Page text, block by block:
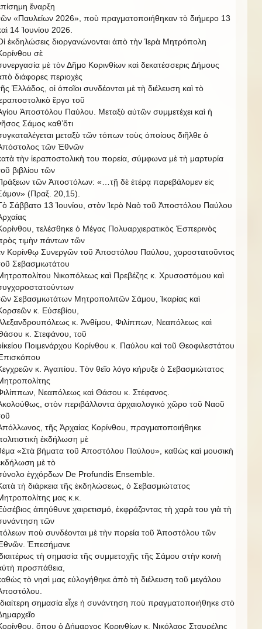
ἔναρξη
«Παυλείων 2026», ποὺ πραγματοποιήθηκαν τὸ διήμερο 13
14 Ἰουνίου 2026.
ἐκδηλώσεις διοργανώνονται ἀπὸ τὴν Ἱερὰ Μητρόπολη
σὲ
μὲ τὸν Δῆμο Κορινθίων καὶ δεκατέσσερις Δήμους
διάφορες περιοχὲς
Ἑλλάδος, οἱ ὁποῖοι συνδέονται μὲ τὴ διέλευση καὶ τὸ
ἔργο τοῦ
Ἀποστόλου Παύλου. Μεταξὺ αὐτῶν συμμετέχει καὶ ἡ
Σάμος καθ’ὅτι
μεταξὺ τῶν τόπων τοὺς ὁποίους διῆλθε ὁ
τῶν Ἐθνῶν
τὴν ἱεραποστολικὴ του πορεία, σύμφωνα μὲ τὴ μαρτυρία
βιβλίου τῶν
τῶν Ἀποστόλων: «…τῇ δὲ ἑτέρᾳ παρεβάλομεν εἰς
(Πραξ. 20,15).
Σάββατο 13 Ἰουνίου, στὸν Ἱερὸ Ναὸ τοῦ Ἀποστόλου Παύλου
τελέσθηκε ὁ Μέγας Πολυαρχιερατικὸς Ἑσπερινὸς
τιμὴν πάντων τῶν
Κορίνθῳ Συνεργῶν τοῦ Ἀποστόλου Παύλου, χοροστατοῦντος
Σεβασμιωτάτου
Νικοπόλεως καὶ Πρεβέζης κ. Χρυσοστόμου καὶ
Σεβασμιωτάτων Μητροπολιτῶν Σάμου, Ἰκαρίας καὶ
κ. Εὐσεβίου,
κ. Ἀνθίμου, Φιλίππων, Νεαπόλεως καὶ
κ. Στεφάνου, τοῦ
Ποιμενάρχου Κορίνθου κ. Παύλου καὶ τοῦ Θεοφιλεστάτου
κ. Ἀγαπίου. Τὸν θεῖο λόγο κήρυξε ὁ Σεβασμιώτατος
Νεαπόλεως καὶ Θάσου κ. Στέφανος.
στὸν περιβάλλοντα ἀρχαιολογικό χῶρο τοῦ Ναοῦ
τῆς Ἀρχαίας Κορίνθου, πραγματοποιήθηκε
ἐκδήλωση μὲ
«Στὰ βήματα τοῦ Ἀποστόλου Παύλου», καθὼς καὶ μουσικὴ
μὲ τὸ
ἐγχόρδων De Profundis Ensemble.
τὴ διάρκεια τῆς ἐκδηλώσεως, ὁ Σεβασμιώτατος
μας κ.κ.
ἀπηύθυνε χαιρετισμό, ἐκφράζοντας τὴ χαρὰ του γιὰ τὴ
τῶν
ποὺ συνδέονται μὲ τὴν πορεία τοῦ Ἀποστόλου τῶν
Ἐπεσήμανε
τὴ σημασία τῆς συμμετοχῆς τῆς Σάμου στὴν κοινὴ
προσπάθεια,
τὸ νησὶ μας εὐλογήθηκε ἀπὸ τὴ διέλευση τοῦ μεγάλου
σημασία εἶχε ἡ συνάντηση ποὺ πραγματοποιήθηκε στὸ
ὅπου ὁ Δήμαρχος Κορινθίων κ. Νικόλαος Σταυρέλης